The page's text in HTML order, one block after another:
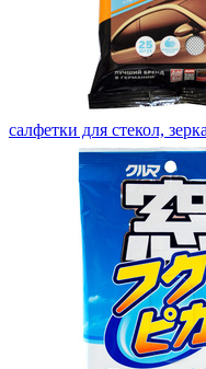
салфетки для стекол,